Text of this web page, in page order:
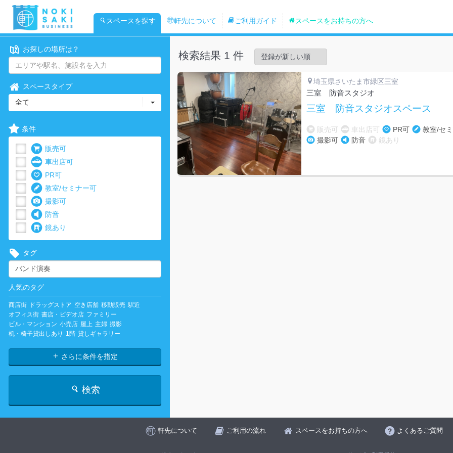
スペースを探す 軒先について ご利用ガイド スペースをお持ちの方へ
お探しの場所は？
スペースタイプ
全て
条件
販売可
車出店可
PR可
教室/セミナー可
撮影可
防音
鏡あり
タグ
人気のタグ
商店街 ドラッグストア 空き店舗 移動販売 駅近
オフィス街 書店・ビデオ店 ファミリー
ビル・マンション 小売店 屋上 主婦 撮影
机・椅子貸出しあり
1階 貸しギャラリー
さらに条件を指定
検索
検索結果 1 件
埼玉県さいたま市緑区三室
三室 防音スタジオ
三室 防音スタジオスペース
販売可 車出店可 PR可
教室/セ
撮影可
防音 鏡あり
軒先について ご利用の流れ スペースをお持ちの方へ よくあるご質問